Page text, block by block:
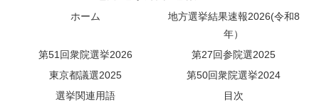
ホーム
地方選挙結果速報2026(令和8
年）
第51回衆院選挙2026
第27回参院選2025
東京都議選2025
第50回衆院選挙2024
選挙関連用語
目次